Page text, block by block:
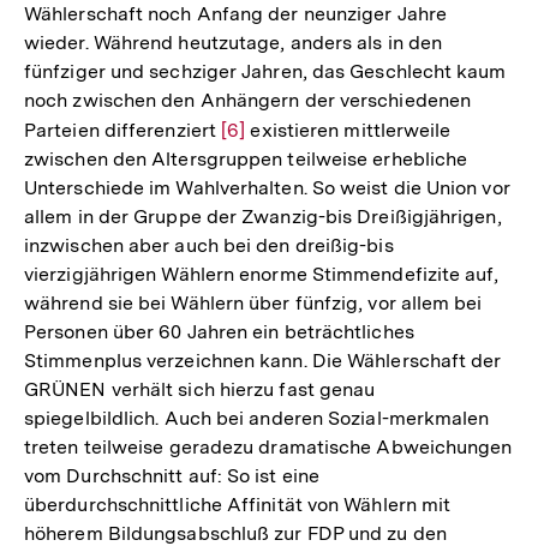
Wählerschaft noch Anfang der neunziger Jahre
wieder. Während heutzutage, anders als in den
fünfziger und sechziger Jahren, das Geschlecht kaum
noch zwischen den Anhängern der verschiedenen
Parteien differenziert Zur
Auflösung
der
Fußnote
[6] existieren mittlerweile
zwischen den Altersgruppen teilweise erhebliche
Unterschiede im Wahlverhalten. So weist die Union vor
allem in der Gruppe der Zwanzig-bis Dreißigjährigen,
inzwischen aber auch bei den dreißig-bis
vierzigjährigen Wählern enorme Stimmendefizite auf,
während sie bei Wählern über fünfzig, vor allem bei
Personen über 60 Jahren ein beträchtliches
Stimmenplus verzeichnen kann. Die Wählerschaft der
GRÜNEN verhält sich hierzu fast genau
spiegelbildlich. Auch bei anderen Sozial-merkmalen
treten teilweise geradezu dramatische Abweichungen
vom Durchschnitt auf: So ist eine
überdurchschnittliche Affinität von Wählern mit
höherem Bildungsabschluß zur FDP und zu den